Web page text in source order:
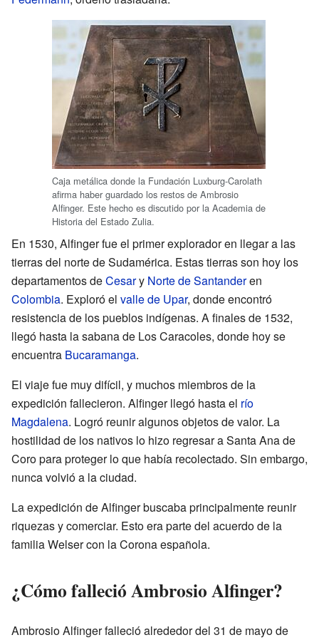
Caja metálica donde la Fundación Luxburg-Carolath
afirma haber guardado los restos de Ambrosio
Alfinger. Este hecho es discutido por la Academia de
Historia del Estado Zulia.
En 1530, Alfinger fue el primer explorador en llegar a las
tierras del norte de Sudamérica. Estas tierras son hoy los
departamentos deCesary Norte de Santanderen
Colombia. Exploró el valle de Upar, donde encontró
resistencia de los pueblos indígenas. A finales de 1532,
llegó hasta la sabana de Los Caracoles, donde hoy se
encuentra Bucaramanga.
El viaje fue muy difícil, y muchos miembros de la
expedición fallecieron. Alfinger llegó hasta el río
Magdalena. Logró reunir algunos objetos de valor. La
hostilidad de los nativos lo hizo regresar a Santa Ana de
Coro para proteger lo que había recolectado. Sin embargo,
nunca volvió a la ciudad.
La expedición de Alfinger buscaba principalmente reunir
riquezas y comerciar. Esto era parte del acuerdo de la
familia Welser con la Corona española.
¿Cómo falleció Ambrosio Alfinger?
Ambrosio Alfinger falleció alrededor del 31 de mayo de